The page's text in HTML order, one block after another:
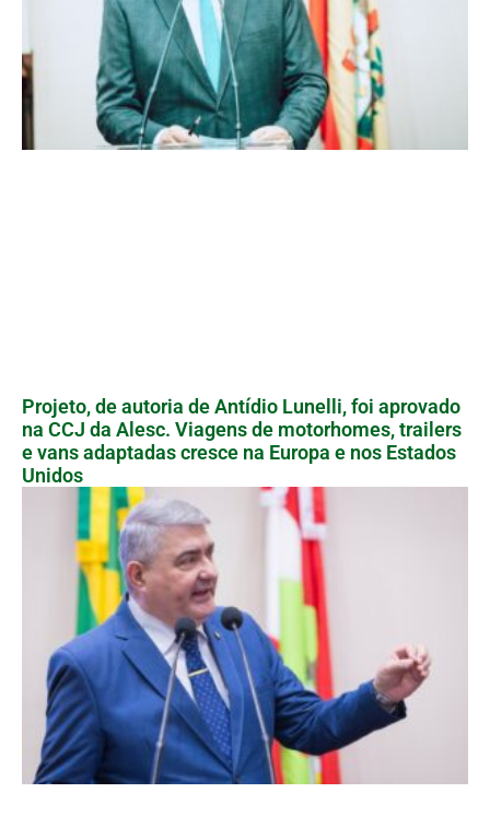
Projeto, de autoria de Antídio Lunelli, foi aprovado
na CCJ da Alesc. Viagens de motorhomes, trailers
e vans adaptadas cresce na Europa e nos Estados
Unidos